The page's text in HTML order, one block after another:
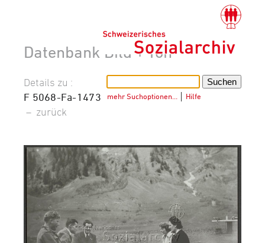
Datenbank Bild + Ton
mehr Suchoptionen… Hilfe
Details zu :
F 5068-Fa-1473
– zurück